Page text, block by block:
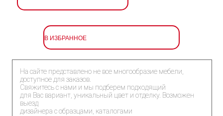
В ИЗБРАННОЕ
На сайте представлено не все многообразие мебели,
доступное для заказов.
Свяжитесь с нами и мы подберем подходящий
для Вас вариант, уникальный цвет и отделку. Возможен
выезд
дизайнера с образцами, каталогами